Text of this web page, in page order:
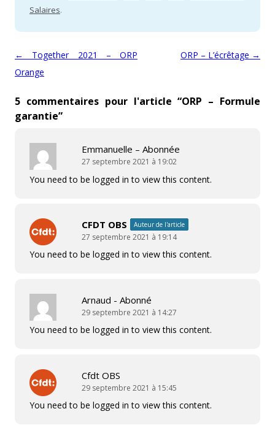
Salaires.
Navigation des articles
←
Together 2021 – ORP
Orange
ORP – L’écrêtage →
5 commentaires pour l'article “ORP – Formule
garantie”
Emmanuelle – Abonnée
27 septembre 2021 à 19:02
You need to be logged in to view this content.
CFDT OBS Auteur de l'article
27 septembre 2021 à 19:14
You need to be logged in to view this content.
Arnaud - Abonné
29 septembre 2021 à 14:27
You need to be logged in to view this content.
Cfdt OBS
29 septembre 2021 à 15:45
You need to be logged in to view this content.